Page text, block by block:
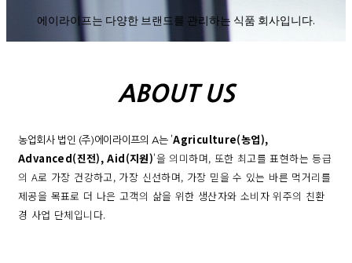
에이라이프는 다양한 브랜드를 관리하는 식품 회사입니다.
ABOUT US
농업회사 법인 (주)에이라이프의 A는 'Agriculture(농업),
Advanced(진전), Aid(지원)'을 의미하며, 또한 최고를 표현하는 등급
의 A로 가장 건강하고, 가장 신선하며, 가장 믿을 수 있는 바른 먹거리를
제공을 목표로 더 나은 고객의 삶을 위한 생산자와 소비자 위주의 친환
경 사업 단체입니다.